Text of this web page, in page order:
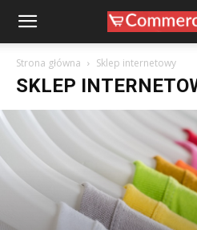
Strona główna Sklep internetowy
SKLEP